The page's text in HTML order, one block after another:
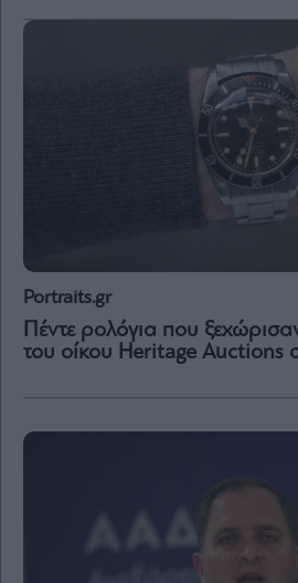
Portraits.gr
Πέντε ρολόγια που
του οίκου Heritage Auctions